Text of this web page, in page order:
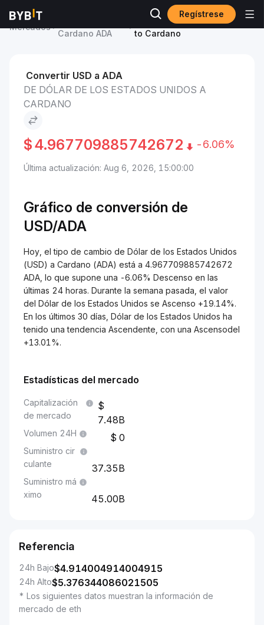
Regístrese
Mercados
Cardano ADA
Dólar de los Estados Unidos
to Cardano
Convertir USD a ADA
DE DÓLAR DE LOS ESTADOS UNIDOS A
CARDANO
$4.967709885742672 -6.06%
Última actualización: Aug 6, 2026, 15:00:00
Gráfico de conversión de
USD/ADA
Hoy, el tipo de cambio de Dólar de los Estados Unidos
(USD) a Cardano (ADA) está a 4.967709885742672
ADA, lo que supone una -6.06% Descenso en las
últimas 24 horas. Durante la semana pasada, el valor
del Dólar de los Estados Unidos se Ascenso +19.14%.
En los últimos 30 días, Dólar de los Estados Unidos ha
tenido una tendencia Ascendente, con una Ascensodel
+13.01%.
Estadísticas del mercado
Capitalización
de mercado
7.48B
Volumen 24H 0
Suministro cir
culante
37.35B
Suministro má
ximo
45.00B
Referencia
24h Bajo$4.914004914004915
24h Alto$5.376344086021505
* Los siguientes datos muestran la información de
mercado de eth